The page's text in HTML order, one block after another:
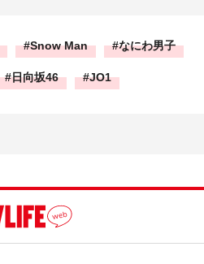
Snow Man なにわ男子
日向坂46 JO1